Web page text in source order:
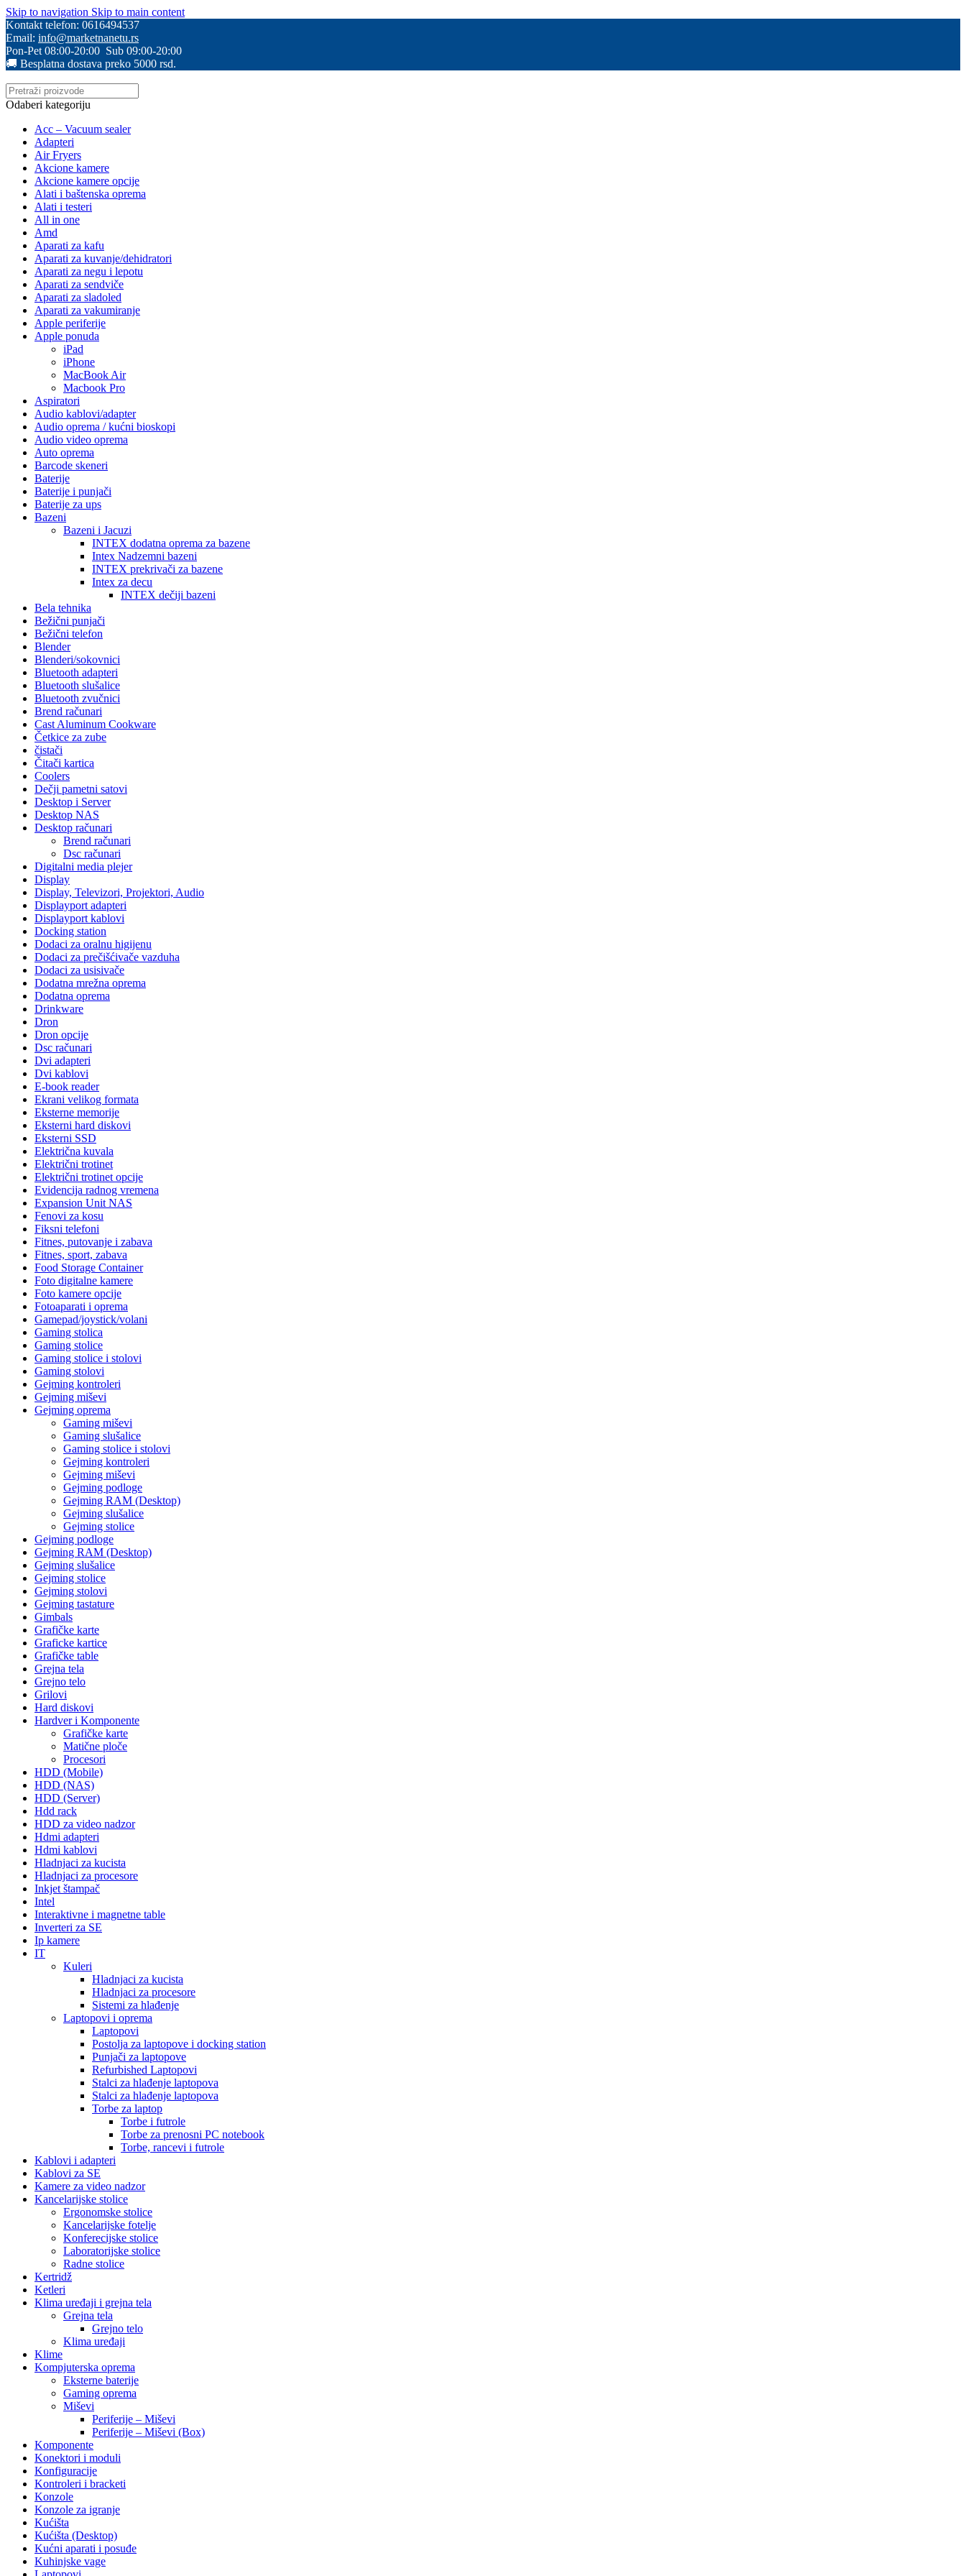
Skip to navigation Skip to main content
Kontakt telefon: 0616494537
Email: info@marketnanetu.rs
Pon-Pet 08:00-20:00 Sub 09:00-20:00
🚚 Besplatna dostava preko 5000 rsd.
Odaberi kategoriju
Acc – Vacuum sealer
Adapteri
Air Fryers
Akcione kamere
Akcione kamere opcije
Alati i baštenska oprema
Alati i testeri
All in one
Amd
Aparati za kafu
Aparati za kuvanje/dehidratori
Aparati za negu i lepotu
Aparati za sendviče
Aparati za sladoled
Aparati za vakumiranje
Apple periferije
Apple ponuda
iPad
iPhone
MacBook Air
Macbook Pro
Aspiratori
Audio kablovi/adapter
Audio oprema / kućni bioskopi
Audio video oprema
Auto oprema
Barcode skeneri
Baterije
Baterije i punjači
Baterije za ups
Bazeni
Bazeni i Jacuzi
INTEX dodatna oprema za bazene
Intex Nadzemni bazeni
INTEX prekrivači za bazene
Intex za decu
INTEX dečiji bazeni
Bela tehnika
Bežični punjači
Bežični telefon
Blender
Blenderi/sokovnici
Bluetooth adapteri
Bluetooth slušalice
Bluetooth zvučnici
Brend računari
Cast Aluminum Cookware
Četkice za zube
čistači
Čitači kartica
Coolers
Dečji pametni satovi
Desktop i Server
Desktop NAS
Desktop računari
Brend računari
Dsc računari
Digitalni media plejer
Display
Display, Televizori, Projektori, Audio
Displayport adapteri
Displayport kablovi
Docking station
Dodaci za oralnu higijenu
Dodaci za prečišćivače vazduha
Dodaci za usisivače
Dodatna mrežna oprema
Dodatna oprema
Drinkware
Dron
Dron opcije
Dsc računari
Dvi adapteri
Dvi kablovi
E-book reader
Ekrani velikog formata
Eksterne memorije
Eksterni hard diskovi
Eksterni SSD
Električna kuvala
Električni trotinet
Električni trotinet opcije
Evidencija radnog vremena
Expansion Unit NAS
Fenovi za kosu
Fiksni telefoni
Fitnes, putovanje i zabava
Fitnes, sport, zabava
Food Storage Container
Foto digitalne kamere
Foto kamere opcije
Fotoaparati i oprema
Gamepad/joystick/volani
Gaming stolica
Gaming stolice
Gaming stolice i stolovi
Gaming stolovi
Gejming kontroleri
Gejming miševi
Gejming oprema
Gaming miševi
Gaming slušalice
Gaming stolice i stolovi
Gejming kontroleri
Gejming miševi
Gejming podloge
Gejming RAM (Desktop)
Gejming slušalice
Gejming stolice
Gejming podloge
Gejming RAM (Desktop)
Gejming slušalice
Gejming stolice
Gejming stolovi
Gejming tastature
Gimbals
Grafičke karte
Graficke kartice
Grafičke table
Grejna tela
Grejno telo
Grilovi
Hard diskovi
Hardver i Komponente
Grafičke karte
Matične ploče
Procesori
HDD (Mobile)
HDD (NAS)
HDD (Server)
Hdd rack
HDD za video nadzor
Hdmi adapteri
Hdmi kablovi
Hladnjaci za kucista
Hladnjaci za procesore
Inkjet štampač
Intel
Interaktivne i magnetne table
Inverteri za SE
Ip kamere
IT
Kuleri
Hladnjaci za kucista
Hladnjaci za procesore
Sistemi za hlađenje
Laptopovi i oprema
Laptopovi
Postolja za laptopove i docking station
Punjači za laptopove
Refurbished Laptopovi
Stalci za hlađenje laptopova
Stalci za hlađenje laptopova
Torbe za laptop
Torbe i futrole
Torbe za prenosni PC notebook
Torbe, rancevi i futrole
Kablovi i adapteri
Kablovi za SE
Kamere za video nadzor
Kancelarijske stolice
Ergonomske stolice
Kancelarijske fotelje
Konferecijske stolice
Laboratorijske stolice
Radne stolice
Kertridž
Ketleri
Klima uređaji i grejna tela
Grejna tela
Grejno telo
Klima uređaji
Klime
Kompjuterska oprema
Eksterne baterije
Gaming oprema
Miševi
Periferije – Miševi
Periferije – Miševi (Box)
Komponente
Konektori i moduli
Konfiguracije
Kontroleri i bracketi
Konzole
Konzole za igranje
Kućišta
Kućišta (Desktop)
Kućni aparati i posuđe
Kuhinjske vage